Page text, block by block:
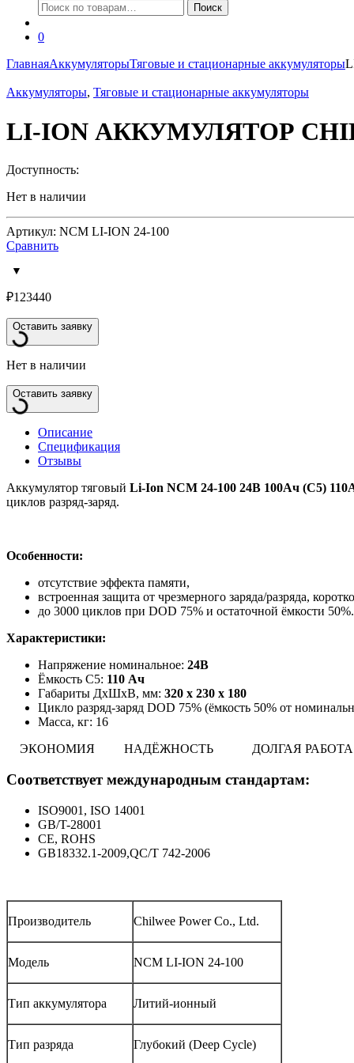
Искать:
Поиск
0
ГлавнаяАккумуляторыТяговые и стационарные аккумуляторы
Аккумуляторы, Тяговые и стационарные аккумуляторы
LI-ION АККУМУЛЯТОР
Доступность:
Нет в наличии
Артикул: NCM LI-ION 24-100
Сравнить
₽123440
Оставить заявку
Нет в наличии
Оставить заявку
Описание
Спецификация
Отзывы
Аккумулятор тяговый Li-Ion NCM 24-100 24В 100Ач (C5)
циклов разряд-заряд.
Особенности:
отсутствие эффекта памяти,
встроенная защита от чрезмерного заряда/разряда,
до 3000 циклов при DOD 75% и остаточной ёмкости 50%.
Характеристики:
Напряжение номинальное: 24В
Ёмкость С5: 110 Ач
Габариты ДхШхВ, мм: 320 х 230 x 180
Цикло разряд-заряд DOD 75% (ёмкость 50% от
Масса, кг: 16
ЭКОНОМИЯ
НАДЁЖНОСТЬ ДОЛГАЯ
Соответствует международным стандартам:
ISO9001, ISO 14001
GB/T-28001
CE, ROHS
GB18332.1-2009,QC/T 742-2006
Производитель Chilwee Power Co., Ltd.
Модель NCM LI-ION 24-100
Тип аккумулятора Литий-ионный
Тип разряда Глубокий (Deep Cycle)